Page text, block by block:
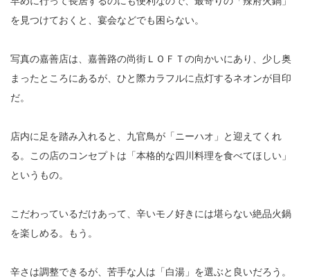
を見つけておくと、宴会などでも困らない。
写真の嘉善店は、嘉善路の尚街ＬＯＦＴの向かいにあり、少し奥
まったところにあるが、ひと際カラフルに点灯するネオンが目印
だ。
店内に足を踏み入れると、九官鳥が「ニーハオ」と迎えてくれ
る。この店のコンセプトは「本格的な四川料理を食べてほしい」
というもの。
こだわっているだけあって、辛いモノ好きには堪らない絶品火鍋
を楽しめる。もう。
辛さは調整できるが、苦手な人は「白湯」を選ぶと良いだろう。